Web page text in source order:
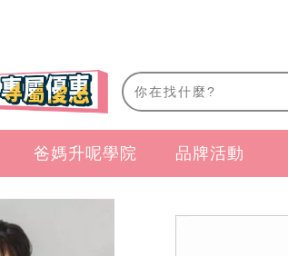
爸媽升呢學院 品牌活動